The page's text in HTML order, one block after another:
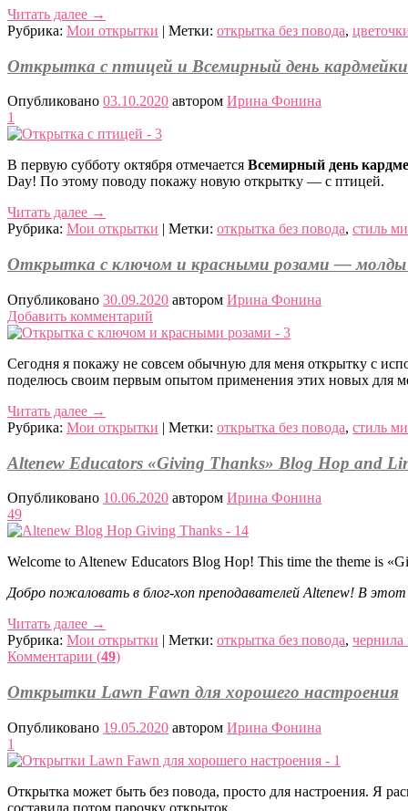
Читать далее →
Рубрика: Мои открытки | Метки: открытка без повода,
Открытка с птицей и Всемирный день
Опубликовано 03.10.2020 автором Ирина Фонина
1
В первую субботу октября отмечается Всемирный день
Day! По этому поводу покажу новую открытку — с птицей.
Читать далее →
Рубрика: Мои открытки Метки: открытка без повода, стиль
Открытка с ключом и красными розами — молды
Опубликовано 30.09.2020 автором Ирина Фонина
Добавить комментарий
Сегодня я покажу не совсем обычную для меня открытку с
поделюсь своим первым опытом применения этих новых для
Читать далее →
Рубрика: Мои открытки | Метки: открытка без повода, стиль
Altenew Educators «Giving Thanks» Blog Hop and
Опубликовано 10.06.2020 автором Ирина Фонина
49
Welcome to Altenew Educators Blog Hop! This time the theme is
Добро пожаловать в блог-хоп преподавателей Altenew! В
Читать далее →
Рубрика: Мои открытки | Метки: открытка без повода,
Комментарии (49)
Открытки Lawn Fawn для хорошего настроения
Опубликовано 19.05.2020 автором Ирина Фонина
1
Открытка может быть без повода, просто для настроения. Я
составила потом парочку открыток.